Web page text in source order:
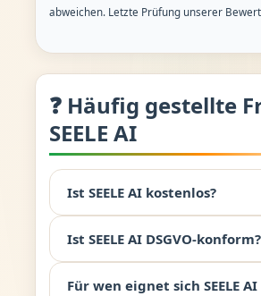
abweichen. Letzte Prüfung unserer
❓ Häufig gestellte
SEELE AI
Ist SEELE AI kostenlos?
Ist SEELE AI DSGVO-konform?
Für wen eignet sich SEELE